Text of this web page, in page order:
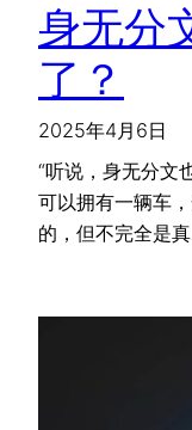
身无分
了？
2025年4月6日
“听说，身无分文
可以拥有一辆车
的，但不完全是